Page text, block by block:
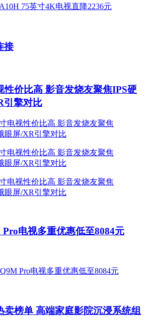
接
性价比高 影音发烧友聚焦IPS硬
引擎对比
电视多重优惠低至8084元
卖榜单 高端家庭影院沉浸系统组